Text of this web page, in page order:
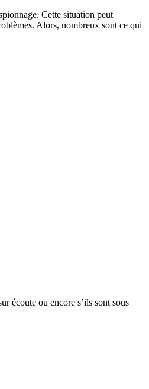
Cette situation peut
Alors, nombreux sont ce qui
écoute ou encore s’ils sont sous